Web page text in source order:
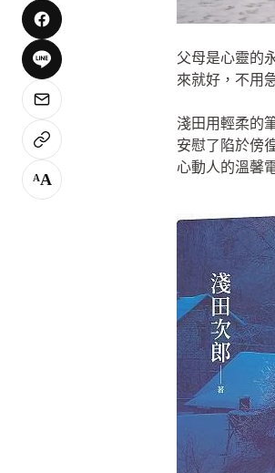
父母是心靈的
來就好，不用
淺田用輕柔的
安慰了陷於傍
心動人的溫馨
AA